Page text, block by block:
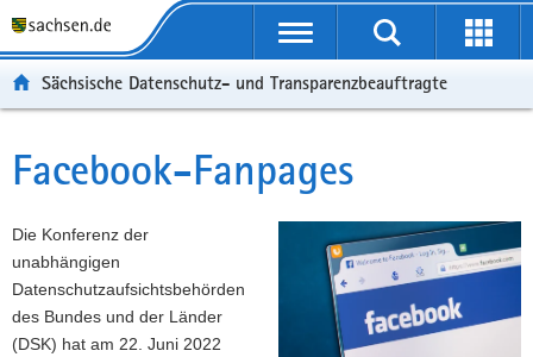
t
ü
e
r
g
r
e
t
n
v
i
g
a
t
p
n
a
l
t
t
-
e
r
e
i
c
Sächsische Datenschutz- und Transparenzbeauftragte
Hauptinhalt
Facebook-Fanpages
Die Konferenz der
unabhängigen
Datenschutzaufsichtsbehörden
des Bundes und der Länder
(DSK) hat am 22. Juni 2022